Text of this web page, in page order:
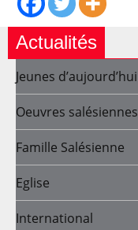
Actualités
Jeunes d’aujourd’hui
Oeuvres salésiennes
Famille Salésienne
Eglise
International